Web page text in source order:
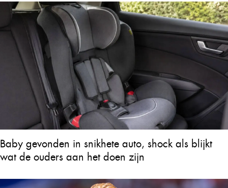
Baby gevonden in snikhete auto, shock als blijkt
wat de ouders aan het doen zijn